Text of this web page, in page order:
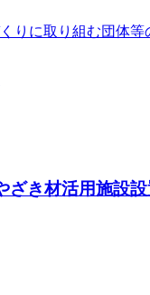
りに取り組む団体
ざき材活用施設